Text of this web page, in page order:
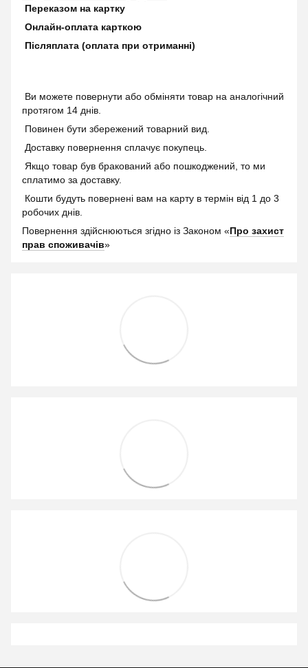
Переказом на картку
Онлайн-оплата карткою
Післяплата (оплата при отриманні)
Ви можете повернути або обміняти товар на аналогічний
протягом 14 днів.
Повинен бути збережений товарний вид.
Доставку повернення сплачує покупець.
Якщо товар був бракований або пошкоджений, то ми
сплатимо за доставку.
Кошти будуть повернені вам на карту в термін від 1 до 3
робочих днів.
Повернення здійснюються згідно із Законом «Про захист
прав споживачів»